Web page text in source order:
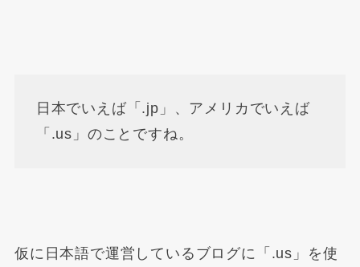
日本でいえば「.jp」、アメリカでいえば
「.us」のことですね。
仮に日本語で運営しているブログに「.us」を使